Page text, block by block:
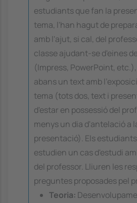
estudiants que fan la
tema, l'han hagut de
amb l'ajut, si cal, del
classe ajudant-se d'eines
(Impress, PowerPoint,
abans un text amb
tema (tots dos, text i
d'estar en possessió del
menys un dia d'antelació a
presentació). Els
estudien un cas d'estudi
del professor. Lliuren les
preguntes proposades pel
Teoria: